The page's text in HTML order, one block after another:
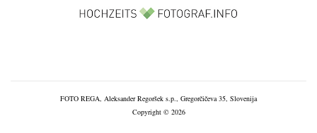
FOTO REGA, Aleksander Regoršek s.p., Gregorčičeva 35, Slovenija
Copyright © 2026